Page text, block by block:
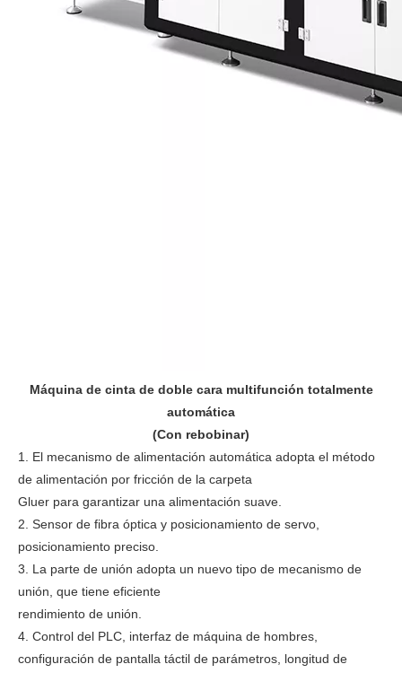
Máquina de cinta de doble cara multifunción totalmente
automática
(Con rebobinar)
1. El mecanismo de alimentación automática adopta el método
de alimentación por fricción de la carpeta
Gluer para garantizar una alimentación suave.
2. Sensor de fibra óptica y posicionamiento de servo,
posicionamiento preciso.
3. La parte de unión adopta un nuevo tipo de mecanismo de
unión, que tiene eficiente
rendimiento de unión.
4. Control del PLC, interfaz de máquina de hombres,
configuración de pantalla táctil de parámetros, longitud de